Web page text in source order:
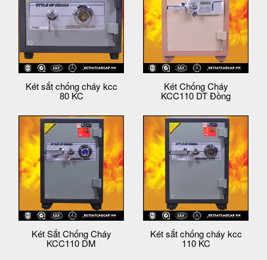
Két sắt chống cháy kcc
80 KC
Két Chống Cháy
KCC110 DT Đồng
Két Sắt Chống Cháy
KCC110 DM
Két sắt chống cháy kcc
110 KC